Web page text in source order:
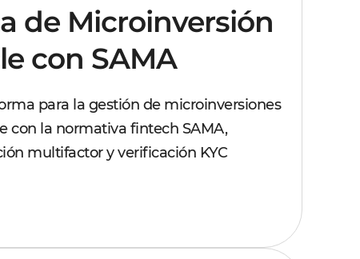
de Microinversión
con SAMA
para la gestión de microinversiones
con la normativa fintech SAMA,
multifactor y verificación KYC